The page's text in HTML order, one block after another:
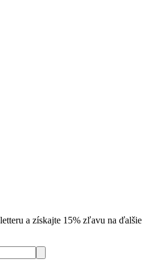
a získajte 15% zľavu na ďalšie